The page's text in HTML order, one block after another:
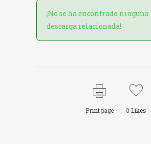
¡No se ha encontrado ninguna
descarga relacionada!
Print page 0 Likes